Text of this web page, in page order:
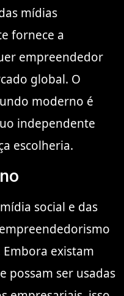
mídias
fornece a
empreendedor
global. O
moderno é
independente
escolheria.
social e das
existam
possam ser usadas